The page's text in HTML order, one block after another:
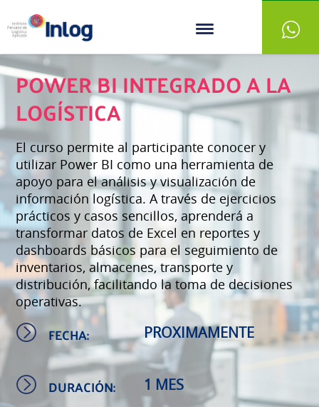
POWER BI INTEGRADO A LA
LOGÍSTICA
El curso permite al participante conocer y
utilizar Power BI como una herramienta de
apoyo para el análisis y visualización de
información logística. A través de ejercicios
prácticos y casos sencillos, aprenderá a
transformar datos de Excel en reportes y
dashboards básicos para el seguimiento de
inventarios, almacenes, transporte y
distribución, facilitando la toma de decisiones
operativas.
FECHA: PROXIMAMENTE
DURACIÓN: 1 MES